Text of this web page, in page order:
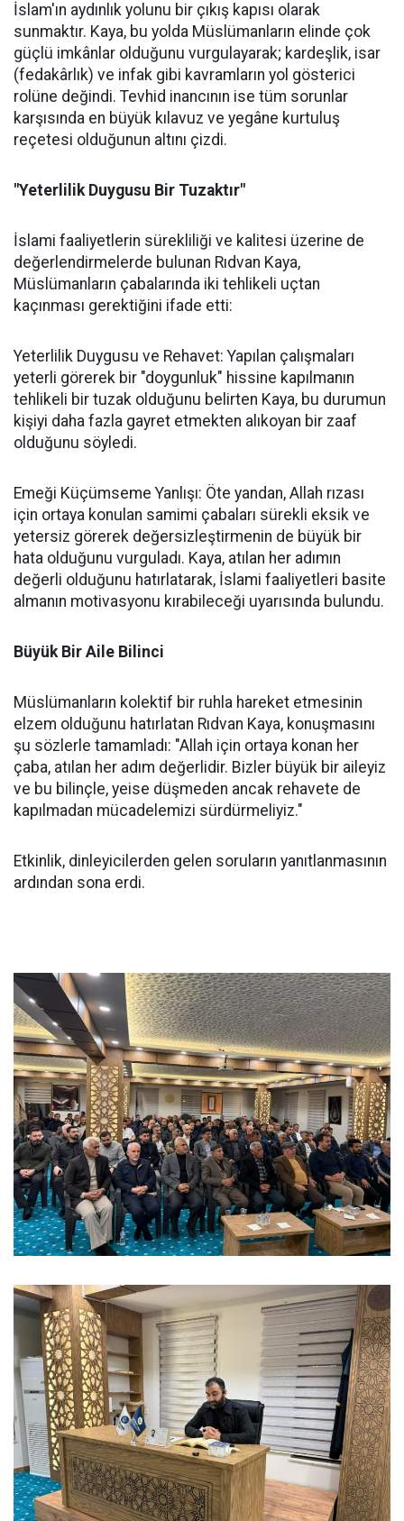
İslam'ın aydınlık yolunu bir çıkış kapısı olarak
sunmaktır. Kaya, bu yolda Müslümanların elinde çok
güçlü imkânlar olduğunu vurgulayarak; kardeşlik, isar
(fedakârlık) ve infak gibi kavramların yol gösterici
rolüne değindi. Tevhid inancının ise tüm sorunlar
karşısında en büyük kılavuz ve yegâne kurtuluş
reçetesi olduğunun altını çizdi.
"Yeterlilik Duygusu Bir Tuzaktır"
İslami faaliyetlerin sürekliliği ve kalitesi üzerine de
değerlendirmelerde bulunan Rıdvan Kaya,
Müslümanların çabalarında iki tehlikeli uçtan
kaçınması gerektiğini ifade etti:
Yeterlilik Duygusu ve Rehavet: Yapılan çalışmaları
yeterli görerek bir "doygunluk" hissine kapılmanın
tehlikeli bir tuzak olduğunu belirten Kaya, bu durumun
kişiyi daha fazla gayret etmekten alıkoyan bir zaaf
olduğunu söyledi.
Emeği Küçümseme Yanlışı: Öte yandan, Allah rızası
için ortaya konulan samimi çabaları sürekli eksik ve
yetersiz görerek değersizleştirmenin de büyük bir
hata olduğunu vurguladı. Kaya, atılan her adımın
değerli olduğunu hatırlatarak, İslami faaliyetleri basite
almanın motivasyonu kırabileceği uyarısında bulundu.
Büyük Bir Aile Bilinci
Müslümanların kolektif bir ruhla hareket etmesinin
elzem olduğunu hatırlatan Rıdvan Kaya, konuşmasını
şu sözlerle tamamladı: "Allah için ortaya konan her
çaba, atılan her adım değerlidir. Bizler büyük bir aileyiz
ve bu bilinçle, yeise düşmeden ancak rehavete de
kapılmadan mücadelemizi sürdürmeliyiz."
Etkinlik, dinleyicilerden gelen soruların yanıtlanmasının
ardından sona erdi.